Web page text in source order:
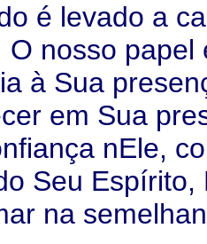
é levado a
O nosso
à Sua
em Sua
nEle,
Seu
na